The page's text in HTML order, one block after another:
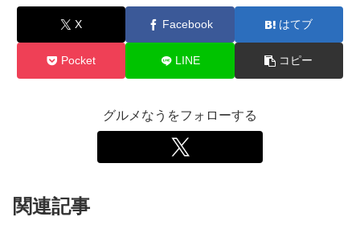
X Facebook はてブ
Pocket LINE コピー
グルメなうをフォローする
関連記事